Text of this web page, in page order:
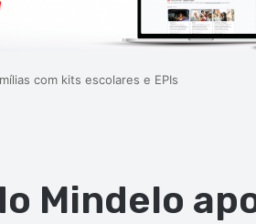
com kits escolares e EPIs
Mindelo